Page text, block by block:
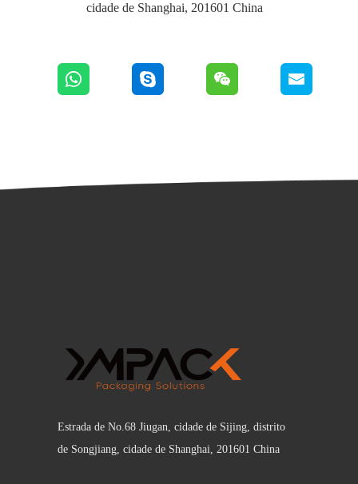
cidade de Shanghai, 201601 China
Estrada de No.68 Jiugan, cidade de Sijing, distrito
de Songjiang, cidade de Shanghai, 201601 China